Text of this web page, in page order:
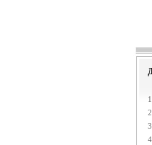
1.
2.
3.
4.